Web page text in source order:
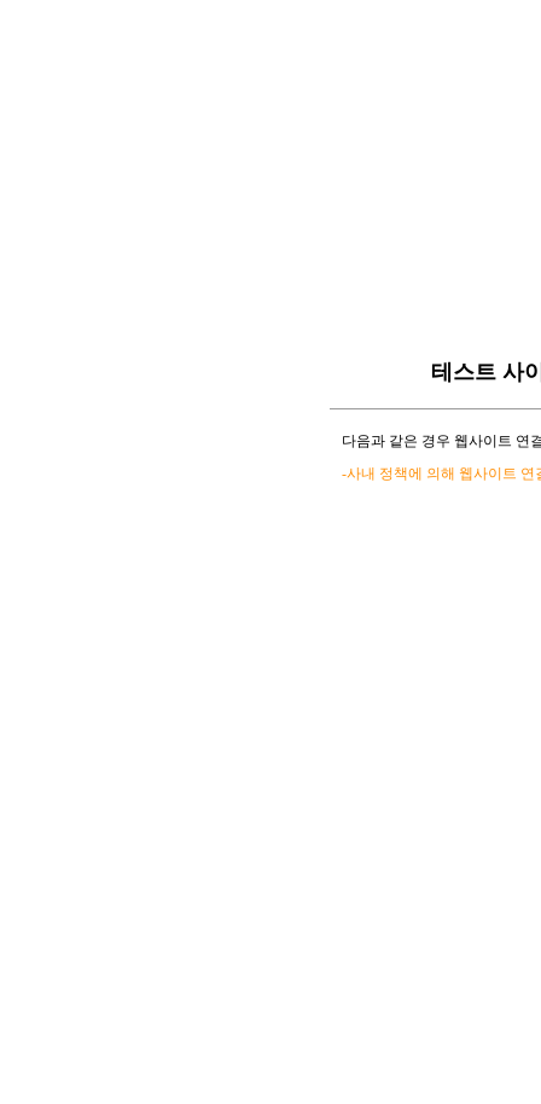
테스트 사
다음과 같은 경우 웹사이트 연
-사내 정책에 의해 웹사이트